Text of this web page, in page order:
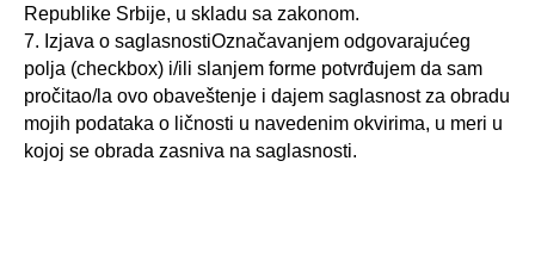
Republike Srbije, u skladu sa zakonom.
7. Izjava o saglasnostiOznačavanjem odgovarajućeg
polja (checkbox) i/ili slanjem forme potvrđujem da sam
pročitao/la ovo obaveštenje i dajem saglasnost za obradu
mojih podataka o ličnosti u navedenim okvirima, u meri u
kojoj se obrada zasniva na saglasnosti.